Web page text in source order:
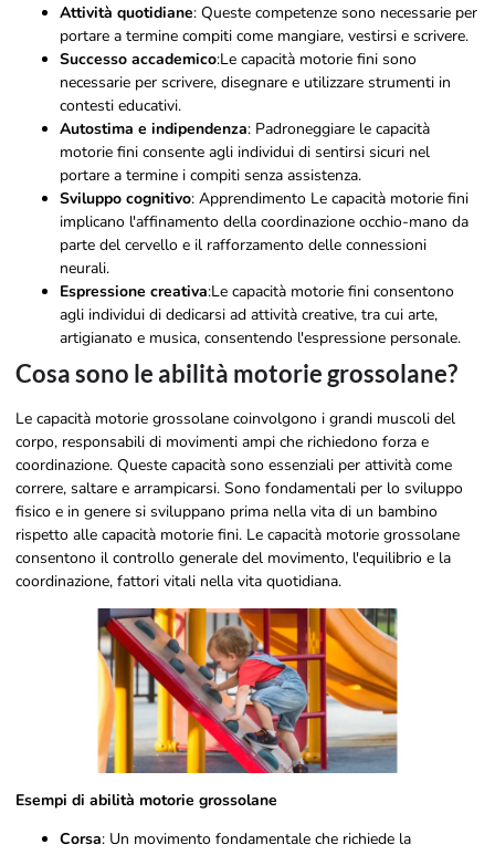
Attività quotidiane: Queste competenze sono necessarie per
portare a termine compiti come mangiare, vestirsi e scrivere.
Successo accademico:Le capacità motorie fini sono
necessarie per scrivere, disegnare e utilizzare strumenti in
contesti educativi.
Autostima e indipendenza: Padroneggiare le capacità
motorie fini consente agli individui di sentirsi sicuri nel
portare a termine i compiti senza assistenza.
Sviluppo cognitivo: Apprendimento Le capacità motorie fini
implicano l'affinamento della coordinazione occhio-mano da
parte del cervello e il rafforzamento delle connessioni
neurali.
Espressione creativa:Le capacità motorie fini consentono
agli individui di dedicarsi ad attività creative, tra cui arte,
artigianato e musica, consentendo l'espressione personale.
Cosa sono le abilità motorie grossolane?
Le capacità motorie grossolane coinvolgono i grandi muscoli del
corpo, responsabili di movimenti ampi che richiedono forza e
coordinazione. Queste capacità sono essenziali per attività come
correre, saltare e arrampicarsi. Sono fondamentali per lo sviluppo
fisico e in genere si sviluppano prima nella vita di un bambino
rispetto alle capacità motorie fini. Le capacità motorie grossolane
consentono il controllo generale del movimento, l'equilibrio e la
coordinazione, fattori vitali nella vita quotidiana.
Esempi di abilità motorie grossolane
Corsa: Un movimento fondamentale che richiede la